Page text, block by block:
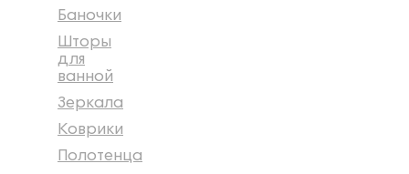
Баночки
Шторы
для
ванной
Зеркала
Коврики
Полотенца